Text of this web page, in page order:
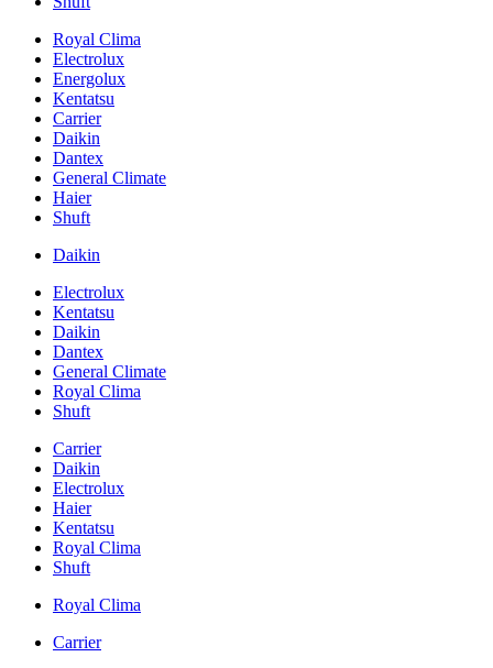
Royal Clima
Electrolux
Energolux
Kentatsu
Carrier
Daikin
Dantex
General Climate
Haier
Shuft
Daikin
Electrolux
Kentatsu
Daikin
Dantex
General Climate
Royal Clima
Shuft
Carrier
Daikin
Electrolux
Haier
Kentatsu
Royal Clima
Shuft
Royal Clima
Carrier